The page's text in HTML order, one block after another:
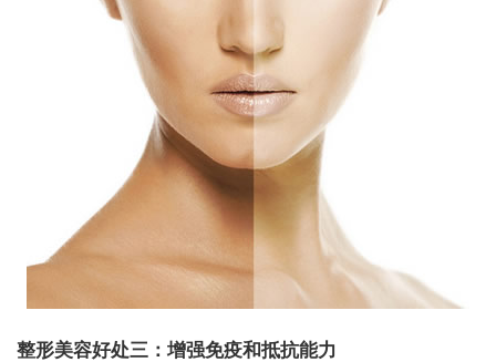
整形美容好处三：增强免疫和抵抗能力